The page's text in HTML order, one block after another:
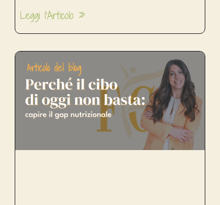
Leggi l'Articolo »